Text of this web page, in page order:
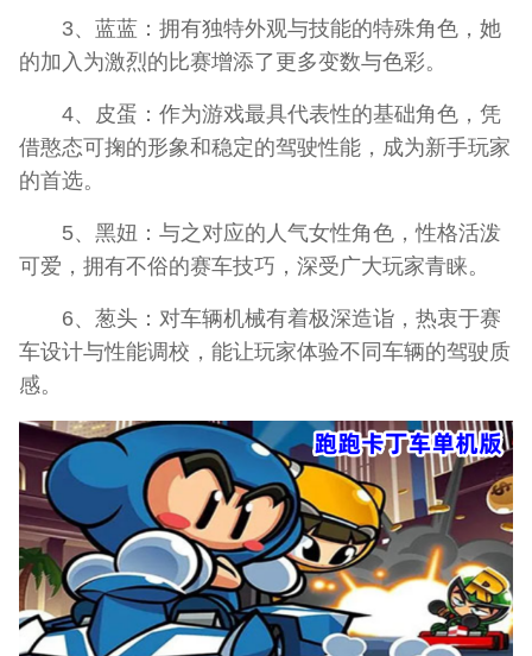
3、蓝蓝：拥有独特外观与技能的特殊角色，她
的加入为激烈的比赛增添了更多变数与色彩。
4、皮蛋：作为游戏最具代表性的基础角色，凭
借憨态可掬的形象和稳定的驾驶性能，成为新手玩家
的首选。
5、黑妞：与之对应的人气女性角色，性格活泼
可爱，拥有不俗的赛车技巧，深受广大玩家青睐。
6、葱头：对车辆机械有着极深造诣，热衷于赛
车设计与性能调校，能让玩家体验不同车辆的驾驶质
感。